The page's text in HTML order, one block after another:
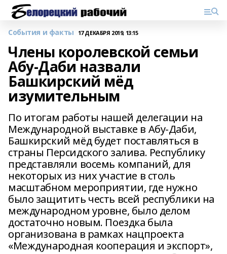
События и факты 17 ДЕКАБРЯ 2019, 13:15
Члены королевской семьи
Абу-Даби назвали
Башкирский мёд
изумительным
По итогам работы нашей делегации на
Международной выставке в Абу-Даби,
Башкирский мёд будет поставляться в
страны Персидского залива. Республику
представляли восемь компаний, для
некоторых из них участие в столь
масштабном мероприятии, где нужно
было защитить честь всей республики на
международном уровне, было делом
достаточно новым. Поездка была
организована в рамках нацпроекта
«Международная кооперация и экспорт»,